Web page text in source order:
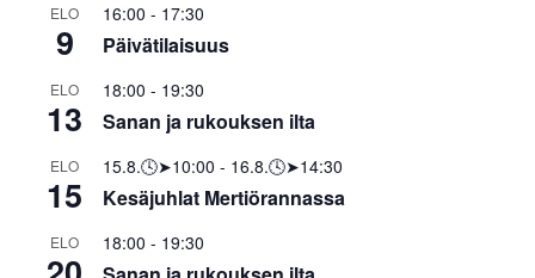
ELO
9
16:00 - 17:30
Päivätilaisuus
ELO
13
18:00 - 19:30
Sanan ja rukouksen ilta
ELO
15
15.8.🕓➤10:00 - 16.8.🕓➤14:30
Kesäjuhlat Mertiörannassa
ELO 18:00 - 19:30